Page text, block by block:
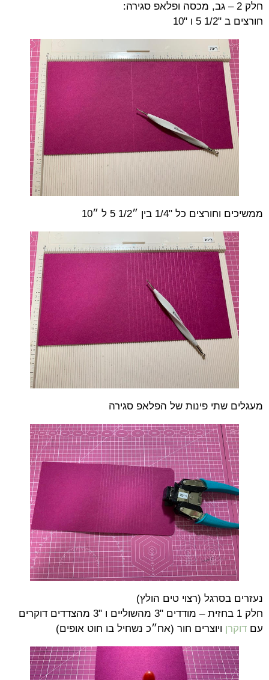
חלק 2 – גב, מכסה ופלאפ סגירה:
חורצים ב "1/2 5 ו "10
ממשיכים וחורצים כל "1/4 בין ״1/2 5 ל ״10
מעגלים שתי פינות של הפלאפ סגירה
נעזרים בסרגל (רצוי טים הולץ)
חלק 1 בחזית – מודדים "3 מהשוליים ו "3 מהצדדים דוקרים
עם דוקרן ויוצרים חור (אח״כ נשחיל בו חוט אופים)